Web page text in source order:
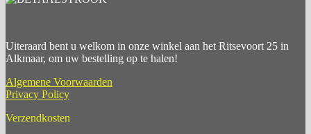
Uiteraard bent u welkom in onze winkel aan het Ritsevoort 25 in
Alkmaar, om uw bestelling op te halen!
Algemene Voorwaarden
Privacy Policy
Verzendkosten